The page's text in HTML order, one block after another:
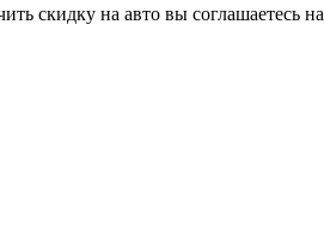
скидку на авто вы соглашаетесь на